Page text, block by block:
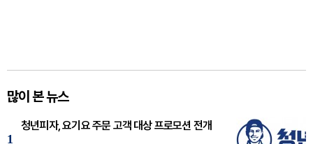
많이 본 뉴스
1
청년피자, 요기요 주문 고객 대상 프로모션 전개